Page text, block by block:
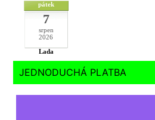
pátek
7
srpen
2026
Lada
JEDNODUCHÁ PLATBA